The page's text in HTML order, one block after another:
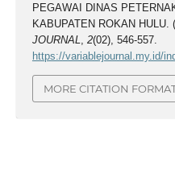
PEGAWAI DINAS
KABUPATEN ROKAN HULU.
JOURNAL
2(02), 546-557.
https://variablejournal.my.id/
MORE CITATION